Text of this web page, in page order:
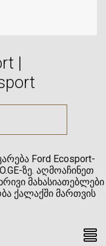
|
Ford Ecosport-
ზე. აღმოაჩინეთ
მახასიათებლები
ქალაქში მართვის